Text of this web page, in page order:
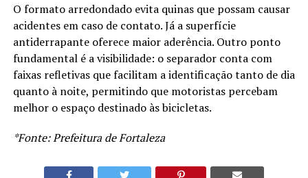
O formato arredondado evita quinas que possam causar
acidentes em caso de contato. Já a superfície
antiderrapante oferece maior aderência. Outro ponto
fundamental é a visibilidade: o separador conta com
faixas refletivas que facilitam a identificação tanto de dia
quanto à noite, permitindo que motoristas percebam
melhor o espaço destinado às bicicletas.
*Fonte: Prefeitura de Fortaleza